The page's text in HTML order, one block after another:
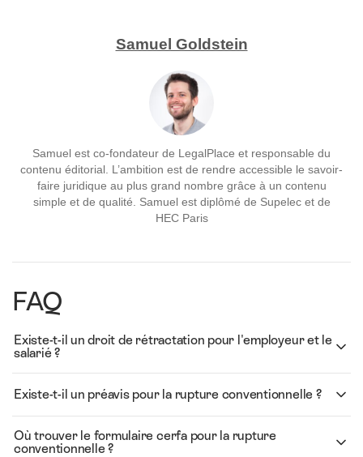
Samuel Goldstein
Samuel est co-fondateur de LegalPlace et responsable du
contenu éditorial. L’ambition est de rendre accessible le savoir-
faire juridique au plus grand nombre grâce à un contenu
simple et de qualité. Samuel est diplômé de Supelec et de
HEC Paris
FAQ
Existe-t-il un droit de rétractation pour l'employeur et le
salarié ?
Existe-t-il un préavis pour la rupture conventionnelle ?
Où trouver le formulaire cerfa pour la rupture
conventionnelle ?